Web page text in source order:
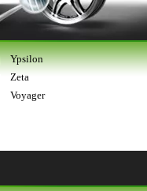
Ypsilon
Zeta
Voyager